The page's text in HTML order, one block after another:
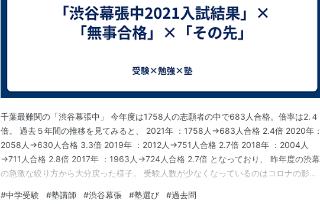
千葉最難関の「渋谷幕張中」 今年度は1758人の志願者の中で683人合格。倍率は2.４
倍。 過去５年間の推移を見てみると、 2021年 ：1758人→683人合格 2.4倍 2020年：
2058人→630人合格 3.3倍 2019年 ：2012人→751人合格 2.7倍 2018年 ：2004人
→711人合格 2.8倍 2017年 ：1963人→724人合格 2.7倍 となっており、 昨年度の渋幕
の急激な絞り方から大分戻った様子。 受験人数が少なくなっているのはコロナの影響
数が増えたので倍率はやや下がっている。 だ…
#中学受験 #塾講師 #渋谷幕張 #塾選び #過去問